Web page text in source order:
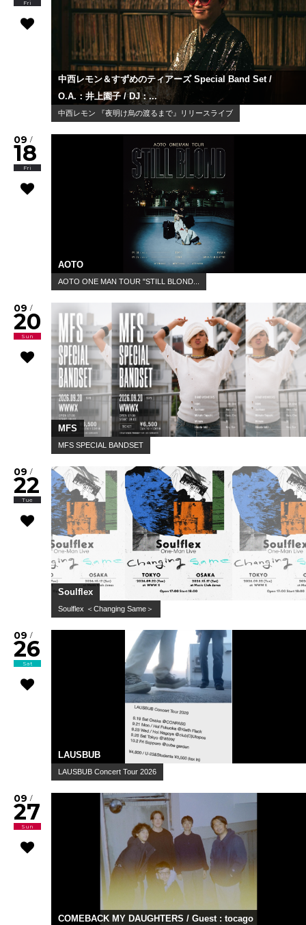
Fri
中西レモン＆すずめのティアーズ Special Band Set /
O.A.：井上園子 / DJ：...
中西レモン 『夜明け烏の渡るまで』リリースライブ
09 /
18
Fri
AOTO
AOTO ONE MAN TOUR "STILL BLOND...
09 /
20
Sun
MFS
MFS SPECIAL BANDSET
09 /
22
Tue
Soulflex
Soulflex ＜Changing Same＞
09 /
26
Sat
LAUSBUB
LAUSBUB Concert Tour 2026
09 /
27
Sun
COMEBACK MY DAUGHTERS / Guest : tocago